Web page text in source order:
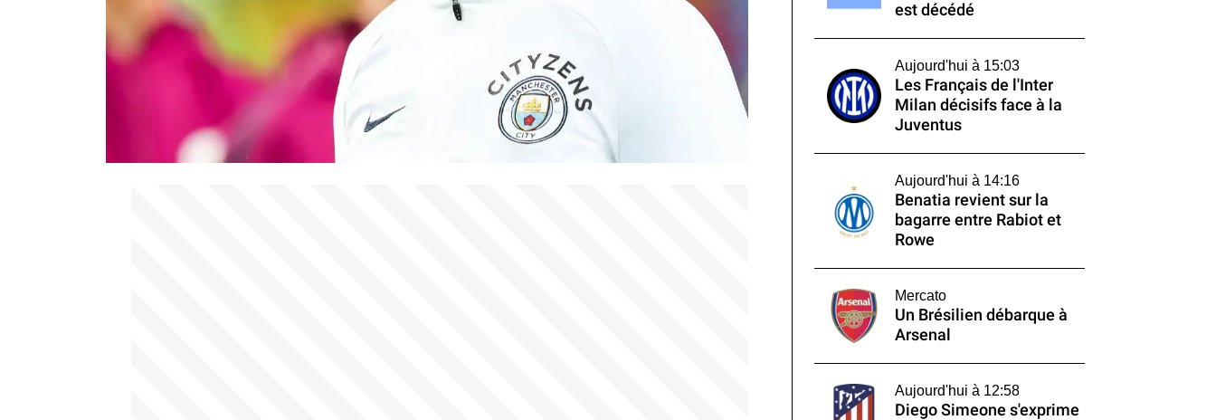
est décédé
Aujourd'hui à 15:03
Les Français de l'Inter
Milan décisifs face à la
Juventus
Aujourd'hui à 14:16
Benatia revient sur la
bagarre entre Rabiot et
Rowe
Mercato
Un Brésilien débarque à
Arsenal
Aujourd'hui à 12:58
Diego Simeone s'exprime